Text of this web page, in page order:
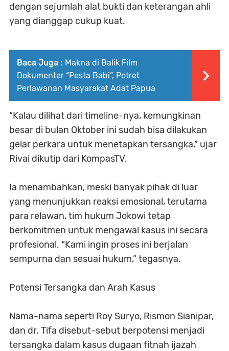
dengan sejumlah alat bukti dan keterangan ahli
yang dianggap cukup kuat.
Baca Juga : Makna di Balik Film
Dokumenter “Pesta Babi”, Potret
Perlawanan Masyarakat Adat Papua
“Kalau dilihat dari timeline-nya, kemungkinan
besar di bulan Oktober ini sudah bisa dilakukan
gelar perkara untuk menetapkan tersangka,” ujar
Rivai dikutip dari KompasTV.
Ia menambahkan, meski banyak pihak di luar
yang menunjukkan reaksi emosional, terutama
para relawan, tim hukum Jokowi tetap
berkomitmen untuk mengawal kasus ini secara
profesional. “Kami ingin proses ini berjalan
sempurna dan sesuai hukum,” tegasnya.
Potensi Tersangka dan Arah Kasus
Nama-nama seperti Roy Suryo, Rismon Sianipar,
dan dr. Tifa disebut-sebut berpotensi menjadi
tersangka dalam kasus dugaan fitnah ijazah